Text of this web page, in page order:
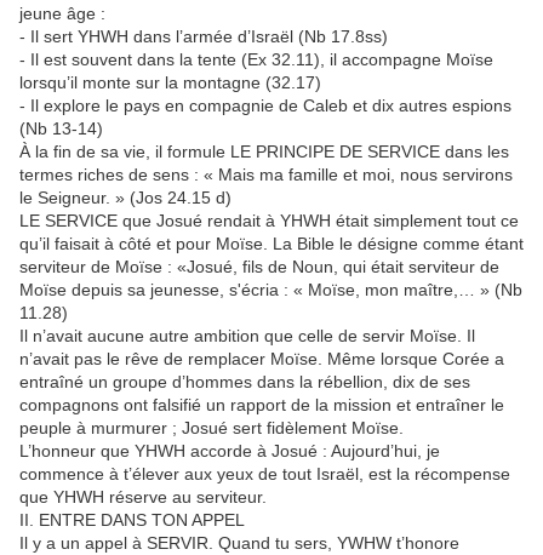
jeune âge :
- Il sert YHWH dans l’armée d’Israël (Nb 17.8ss)
- Il est souvent dans la tente (Ex 32.11), il accompagne Moïse
lorsqu’il monte sur la montagne (32.17)
- Il explore le pays en compagnie de Caleb et dix autres espions
(Nb 13-14)
À la fin de sa vie, il formule LE PRINCIPE DE SERVICE dans les
termes riches de sens : « Mais ma famille et moi, nous servirons
le Seigneur. » (Jos 24.15 d)
LE SERVICE que Josué rendait à YHWH était simplement tout ce
qu’il faisait à côté et pour Moïse. La Bible le désigne comme étant
serviteur de Moïse : «Josué, fils de Noun, qui était serviteur de
Moïse depuis sa jeunesse, s'écria : « Moïse, mon maître,… » (Nb
11.28)
Il n’avait aucune autre ambition que celle de servir Moïse. Il
n’avait pas le rêve de remplacer Moïse. Même lorsque Corée a
entraîné un groupe d’hommes dans la rébellion, dix de ses
compagnons ont falsifié un rapport de la mission et entraîner le
peuple à murmurer ; Josué sert fidèlement Moïse.
L’honneur que YHWH accorde à Josué : Aujourd’hui, je
commence à t’élever aux yeux de tout Israël, est la récompense
que YHWH réserve au serviteur.
II. ENTRE DANS TON APPEL
Il y a un appel à SERVIR. Quand tu sers, YWHW t’honore